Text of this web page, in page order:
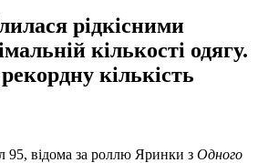
рідкісними
кількості одягу.
кількість
95, відома за роллю Яринки з Одного